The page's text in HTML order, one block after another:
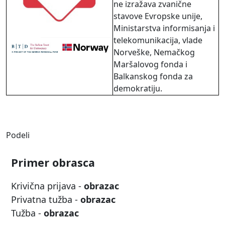
ne izražava zvanične
stavove Evropske unije,
Ministarstva informisanja i
telekomunikacija, vlade
Norveške, Nemačkog
Maršalovog fonda i
Balkanskog fonda za
demokratiju.
Podeli
Primer obrasca
Krivična prijava - obrazac
Privatna tužba - obrazac
Tužba - obrazac